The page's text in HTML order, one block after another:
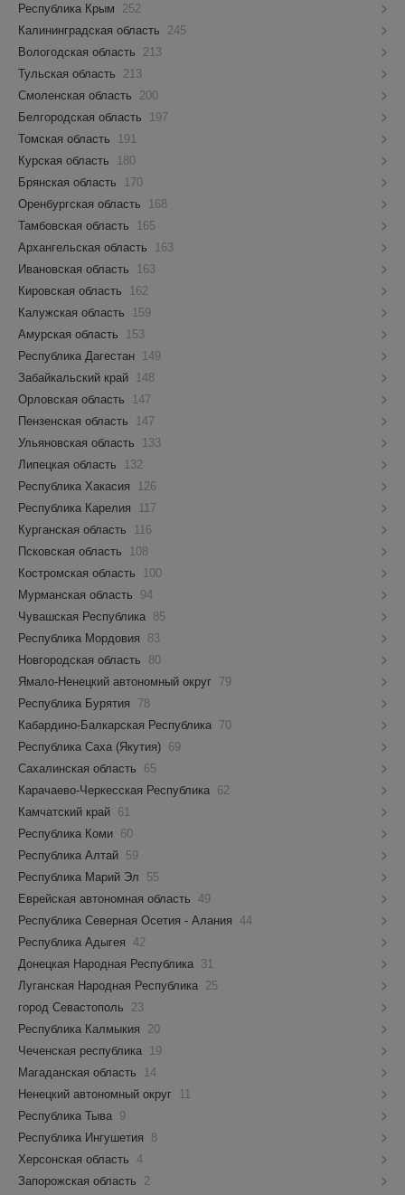
Республика Крым
252
Калининградская область
245
Вологодская область
213
Тульская область
213
Смоленская область
200
Белгородская область
197
Томская область
191
Курская область
180
Брянская область
170
Оренбургская область
168
Тамбовская область
165
Архангельская область
163
Ивановская область
163
Кировская область
162
Калужская область
159
Амурская область
153
Республика Дагестан
149
Забайкальский край
148
Орловская область
147
Пензенская область
147
Ульяновская область
133
Липецкая область
132
Республика Хакасия
126
Республика Карелия
117
Курганская область
116
Псковская область
108
Костромская область
100
Мурманская область
94
Чувашская Республика 85
Республика Мордовия
83
Новгородская область
80
Ямало-Ненецкий автономный округ 79
Республика Бурятия
78
Кабардино-Балкарская Республика 70
Республика Саха (Якутия) 69
Сахалинская область
65
Карачаево-Черкесская Республика 62
Камчатский край 61
Республика Коми 60
Республика Алтай 59
Республика Марий Эл
55
Еврейская автономная область 49
Республика Северная Осетия - Алания 44
Республика Адыгея 42
Донецкая Народная Республика 31
Луганская Народная Республика 25
город Севастополь
23
Республика Калмыкия
20
Чеченская республика
19
Магаданская область
14
Ненецкий автономный округ
11
Республика Тыва 9
Республика Ингушетия
8
Херсонская область 4
Запорожская область
2